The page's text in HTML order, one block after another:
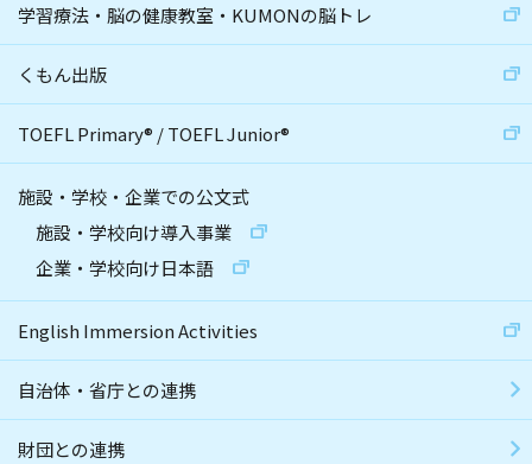
学習療法・脳の健康教室・KUMONの脳トレ
くもん出版
TOEFL Primary® /TOEFL Junior®
施設・学校・企業での公文式
施設・学校向け導入事業
企業・学校向け日本語
English Immersion Activities
自治体・省庁との連携
財団との連携